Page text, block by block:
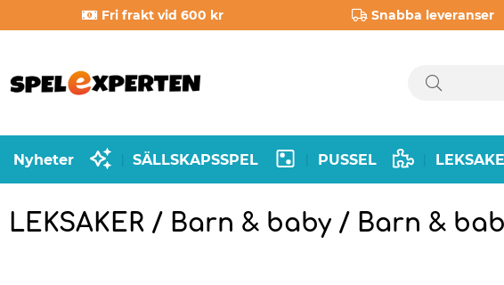
Fri frakt vid 600 kr Snabba leveranser
Nyheter SÄLLSKAPSSPEL PUSSEL
LEKSAKER / Barn & baby / Barn &